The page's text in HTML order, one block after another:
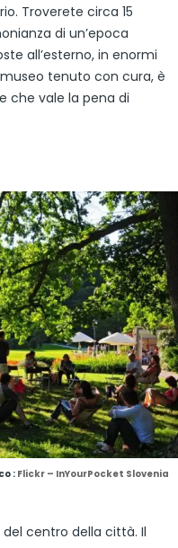
Troverete circa 15
di un’epoca
all’esterno, in enormi
tenuto con cura, è
che vale la pena di
:Flickr – InYourPocket Slovenia
centro della città. Il